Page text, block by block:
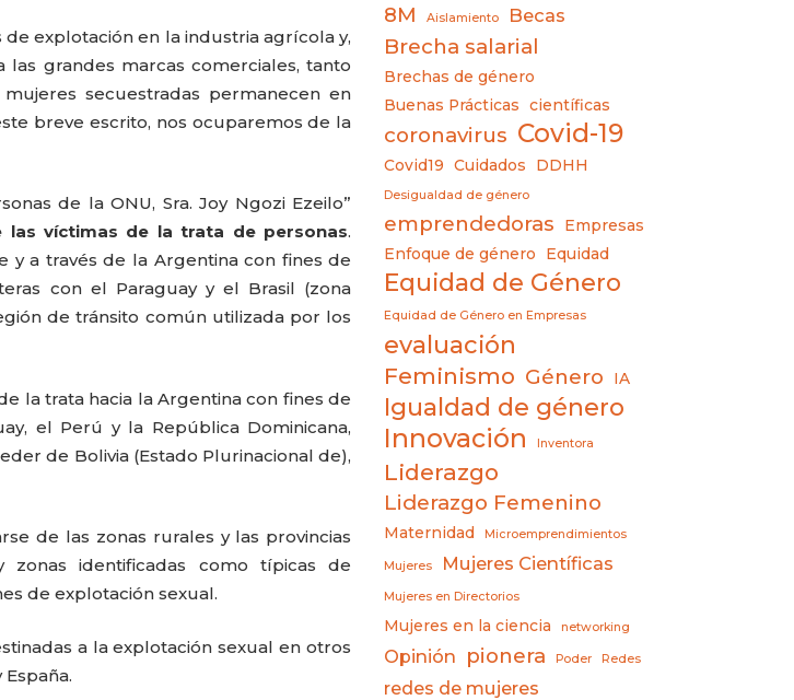
de explotación en la industria agrícola y,
grandes marcas comerciales, tanto
secuestradas permanecen en
breve escrito, nos ocuparemos de la
de la ONU, Sra. Joy Ngozi Ezeilo”
víctimas de la trata de personas.
y a través de la Argentina con fines de
con el Paraguay y el Brasil (zona
de tránsito común utilizada por los
la trata hacia la Argentina con fines de
el Perú y la República Dominicana,
de Bolivia (Estado Plurinacional de),
de las zonas rurales y las provincias
identificadas como típicas de
de explotación sexual.
a la explotación sexual en otros
8M Aislamiento Becas
Brecha salarial
Brechas de género
Buenas Prácticas
científicas
coronavirus Covid-19
Covid19 Cuidados DDHH
Desigualdad de género
emprendedoras
Empresas
Enfoque de género
Equidad
Equidad de Género
Equidad de Género en Empresas
evaluación
Feminismo Género IA
Igualdad de género
Innovación Inventora
Liderazgo
Liderazgo Femenino
Maternidad Microemprendimientos
Mujeres Mujeres Científicas
Mujeres en Directorios
Mujeres en la ciencia networking
Opinión pionera Poder Redes
redes de mujeres